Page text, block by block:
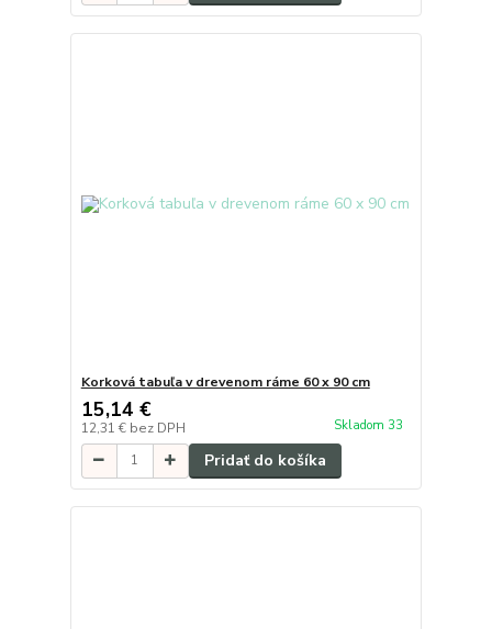
Korková tabuľa v drevenom ráme 60 x 90 cm
15,14 €
12,31 € bez DPH Skladom 33
Pridať do košíka